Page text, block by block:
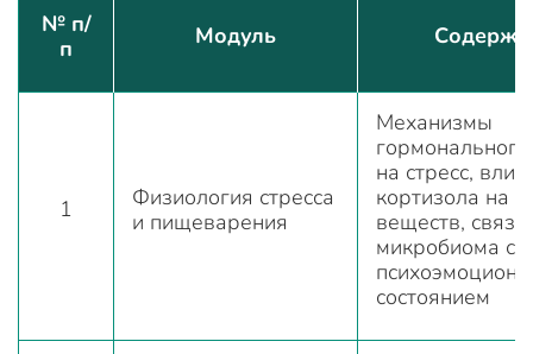
№ п/
п
Модуль
1
Физиология стресса
и пищеварения
Механизмы
на стресс,
кортизола на
веществ, связь
микробиома с
состоянием